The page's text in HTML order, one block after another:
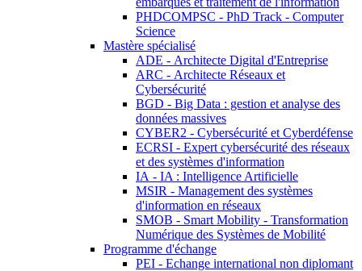
PHDCOMPSC - PhD Track - Computer
Science
Mastère spécialisé
ADE - Architecte Digital d'Entreprise
ARC - Architecte Réseaux et
Cybersécurité
BGD - Big Data : gestion et analyse des
données massives
CYBER2 - Cybersécurité et Cyberdéfense
ECRSI - Expert cybersécurité des réseaux
et des systèmes d'information
IA - IA : Intelligence Artificielle
MSIR - Management des systèmes
d'information en réseaux
SMOB - Smart Mobility - Transformation
Numérique des Systèmes de Mobilité
Programme d'échange
PEI - Echange international non diplomant